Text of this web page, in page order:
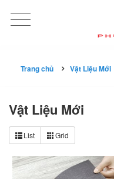
Trang chủ Vật Liệu Mới
Vật Liệu Mới
List Grid